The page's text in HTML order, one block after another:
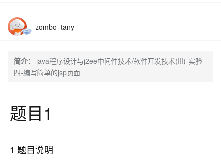
zombo_tany
简介：
java程序设计与j2ee中间件技术/软件开发技术(III)-实验
四-编写简单的jsp页面
题目1
1 题目说明